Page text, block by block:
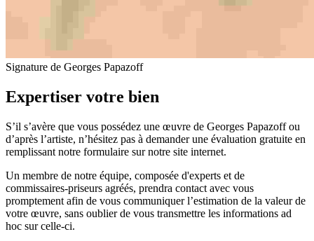
Signature de Georges Papazoff
Expertiser votre bien
S’il s’avère que vous possédez une œuvre de Georges Papazoff ou
d’après l’artiste, n’hésitez pas à demander une évaluation gratuite en
remplissant notre formulaire sur notre site internet.
Un membre de notre équipe, composée d'experts et de
commissaires-priseurs agréés, prendra contact avec vous
promptement afin de vous communiquer l’estimation de la valeur de
votre œuvre, sans oublier de vous transmettre les informations ad
hoc sur celle-ci.